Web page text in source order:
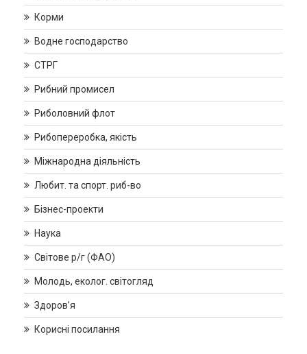
Корми
Водне господарство
СТРГ
Рибний промисел
Риболовний флот
Рибопереробка, якість
Міжнародна діяльність
Любит. та спорт. риб-во
Бізнес-проекти
Наука
Світове р/г (ФАО)
Молодь, еколог. світогляд
Здоров’я
Корисні посилання